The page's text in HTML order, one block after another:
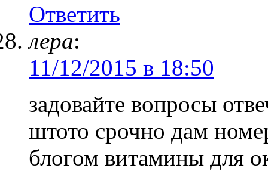
Ответить
лера:
11/12/2015 в 18:50
задовайте вопросы
штото срочно дам
блогом витамины для